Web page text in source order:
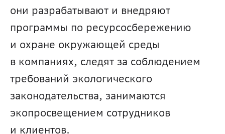
они разрабатывают и внедряют
программы по ресурсосбережению
и охране окружающей среды
в компаниях, следят за соблюдением
требований экологического
законодательства, занимаются
экопросвещением сотрудников
и клиентов.